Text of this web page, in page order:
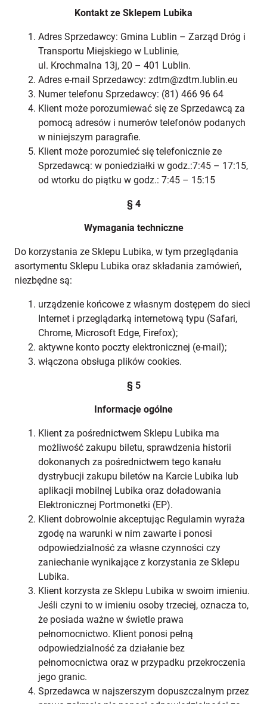
Kontakt ze Sklepem Lubika
Adres Sprzedawcy: Gmina Lublin – Zarząd Dróg i
Transportu Miejskiego w Lublinie,
ul. Krochmalna 13j, 20 – 401 Lublin.
Adres e-mail Sprzedawcy: zdtm@zdtm.lublin.eu
Numer telefonu Sprzedawcy: (81) 466 96 64
Klient może porozumiewać się ze Sprzedawcą za
pomocą adresów i numerów telefonów podanych
w niniejszym paragrafie.
Klient może porozumieć się telefonicznie ze
Sprzedawcą: w poniedziałki w godz.:7:45 – 17:15,
od wtorku do piątku w godz.: 7:45 – 15:15
§ 4
Wymagania techniczne
Do korzystania ze Sklepu Lubika, w tym przeglądania
asortymentu Sklepu Lubika oraz składania zamówień,
niezbędne są:
urządzenie końcowe z własnym dostępem do sieci
Internet i przeglądarką internetową typu (Safari,
Chrome, Microsoft Edge, Firefox);
aktywne konto poczty elektronicznej (e-mail);
włączona obsługa plików cookies.
§ 5
Informacje ogólne
Klient za pośrednictwem Sklepu Lubika ma
możliwość zakupu biletu, sprawdzenia historii
dokonanych za pośrednictwem tego kanału
dystrybucji zakupu biletów na Karcie Lubika lub
aplikacji mobilnej Lubika oraz doładowania
Elektronicznej Portmonetki (EP).
Klient dobrowolnie akceptując Regulamin wyraża
zgodę na warunki w nim zawarte i ponosi
odpowiedzialność za własne czynności czy
zaniechanie wynikające z korzystania ze Sklepu
Lubika.
Klient korzysta ze Sklepu Lubika w swoim imieniu.
Jeśli czyni to w imieniu osoby trzeciej, oznacza to,
że posiada ważne w świetle prawa
pełnomocnictwo. Klient ponosi pełną
odpowiedzialność za działanie bez
pełnomocnictwa oraz w przypadku przekroczenia
jego granic.
Sprzedawca w najszerszym dopuszczalnym przez